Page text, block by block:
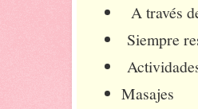
A través
Siempre
Masajes